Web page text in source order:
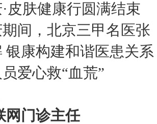
皮肤健康行圆满结束
间，北京三甲名医张
银康构建和谐医患关系
爱心救“血荒”
网门诊主任